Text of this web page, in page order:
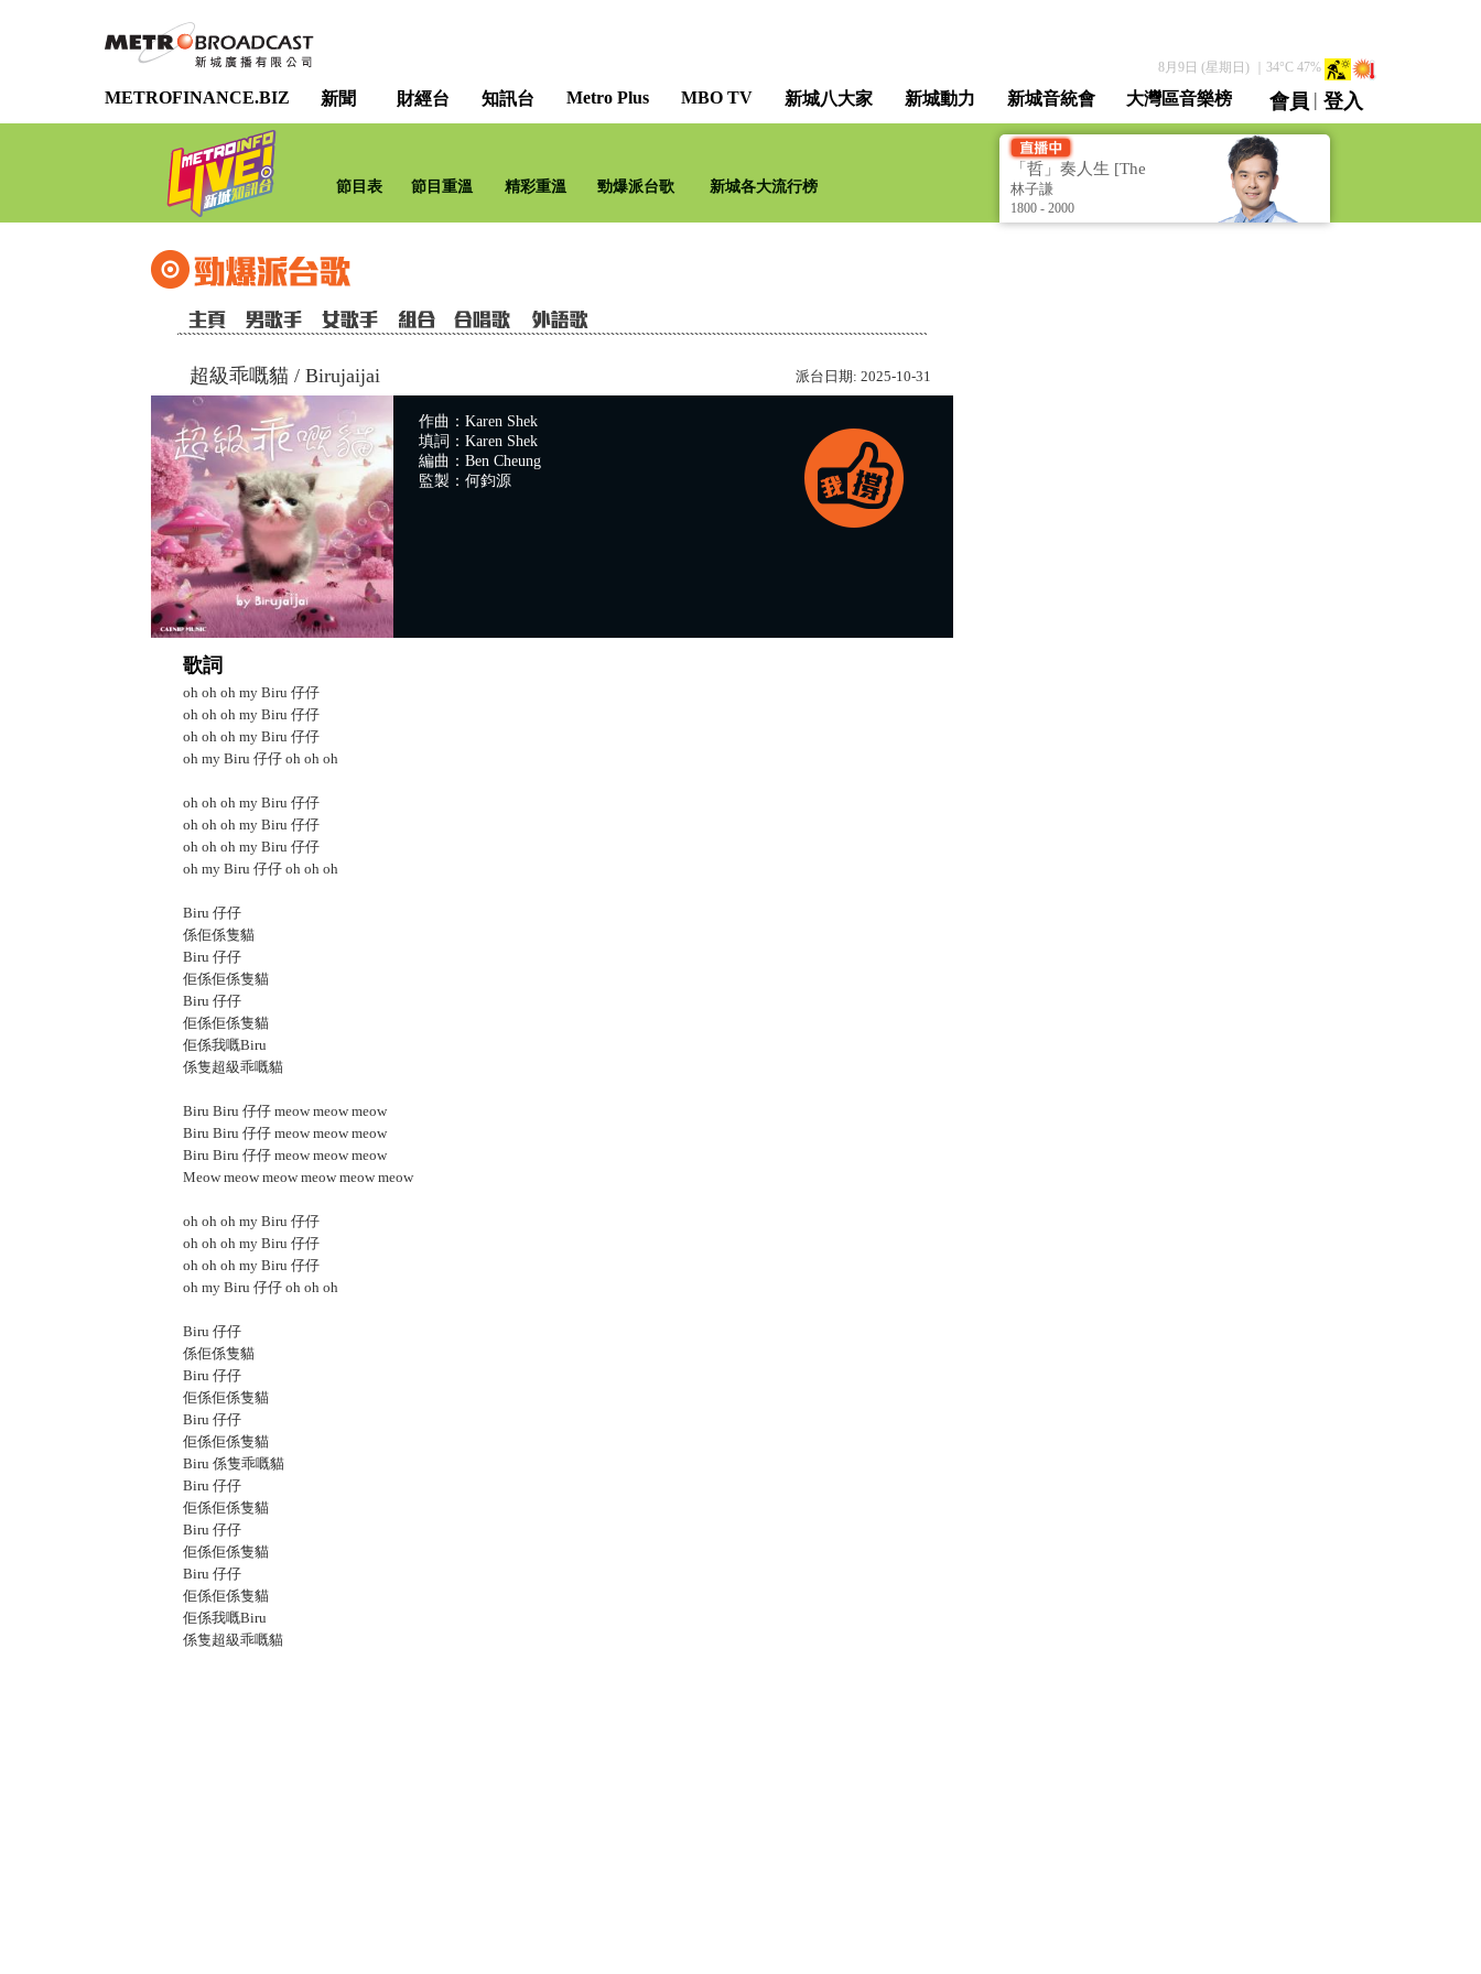
8月9日 (星期日)｜ 34°C 47%
METROFINANCE.BIZ 新聞 財經台 知訊台 Metro Plus MBO TV 新城八大家 新城動力 新城音統會 大灣區音樂榜 會員 | 登入
直播 / 重溫
節目表 節目重溫 精彩重溫 勁爆派台歌 新城各大流行榜
「哲」奏人生 [The
Rhythm of Life]
林子謙
1800 - 2000
超級乖嘅貓 / Birujaijai 派台日期: 2025-10-31
作曲：Karen Shek
填詞：Karen Shek
編曲：Ben Cheung
監製：何鈞源
歌詞
oh oh oh my Biru 仔仔
oh oh oh my Biru 仔仔
oh oh oh my Biru 仔仔
oh my Biru 仔仔 oh oh oh
oh oh oh my Biru 仔仔
oh oh oh my Biru 仔仔
oh oh oh my Biru 仔仔
oh my Biru 仔仔 oh oh oh
Biru 仔仔
係佢係隻貓
Biru 仔仔
佢係佢係隻貓
Biru 仔仔
佢係佢係隻貓
佢係我嘅Biru
係隻超級乖嘅貓
Biru Biru 仔仔 meow meow meow
Biru Biru 仔仔 meow meow meow
Biru Biru 仔仔 meow meow meow
Meow meow meow meow meow meow
oh oh oh my Biru 仔仔
oh oh oh my Biru 仔仔
oh oh oh my Biru 仔仔
oh my Biru 仔仔 oh oh oh
Biru 仔仔
係佢係隻貓
Biru 仔仔
佢係佢係隻貓
Biru 仔仔
佢係佢係隻貓
Biru 係隻乖嘅貓
Biru 仔仔
佢係佢係隻貓
Biru 仔仔
佢係佢係隻貓
Biru 仔仔
佢係佢係隻貓
佢係我嘅Biru
係隻超級乖嘅貓